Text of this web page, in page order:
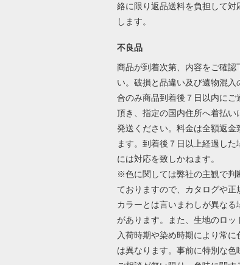
絡に限り返品送料を負担して対
します。
不良品
商品が到着次第、内容をご確認
い。破損と品違い及び遺物混入
合のみ商品到着後７日以内にご
頂き、指定の国内住所へ着払い
発送ください。料金は全額返金
ます。到着後７日以上経過した
には対応を致しかねます。
※色に関しては弊社の主観で判
ておりますので、カタログや正
カラーとは言いまわしが異なる
があります。また、生地のロッ
入荷時期や染め時期により常に
は異なります。事前に特別な色